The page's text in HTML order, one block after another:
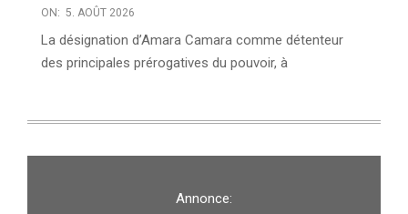
ON: 5. AOÛT 2026
La désignation d’Amara Camara comme détenteur
des principales prérogatives du pouvoir, à
Annonce: